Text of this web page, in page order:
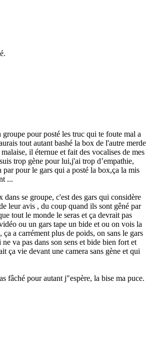
groupe pour posté les truc qui te foute mal a
tout autant bashé la box de l'autre merde
il éternue et fait des vocalises de mes
trop gène pour lui,j'ai trop d’empathie,
pour le gars qui a posté la box,ça la mis
...
dans se groupe, c'est des gars qui considère
leur avis , du coup quand ils sont gêné par
tout le monde le seras et ça devrait pas
ou un gars tape un bide et ou on vois la
a carrément plus de poids, on sans le gars
va pas dans son sens et bide bien fort et
ça vie devant une camera sans gène et qui
fâché pour autant j"espère, la bise ma puce.